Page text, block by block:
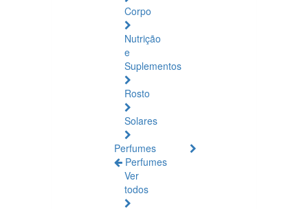
Corpo
Nutrição
e
Suplementos
Rosto
Solares
Perfumes
Perfumes
Ver
todos